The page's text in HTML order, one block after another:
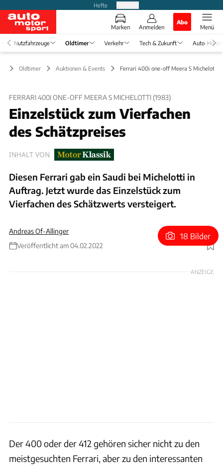
Hefte
Marken Anmelden
Abo
Menü
Nutzfahrzeuge Oldtimer Verkehr Tech & Zukunft Auto-
Oldtimer Auktionen & Events Ferrari 400i one-off Meera S Michelotti
FERRARI 400I ONE-OFF MEERA S MICHELOTTI (1983)
Einzelstück zum Vierfachen
des Schätzpreises
INHALT VON
Diesen Ferrari gab ein Saudi bei Michelotti in
Auftrag. Jetzt wurde das Einzelstück zum
Vierfachen des Schätzwerts versteigert.
Andreas Of-Allinger
Veröffentlicht am 04.02.2022
Foto: RM Sotheby's
18 Bilder
ANZEIGE
Der 400 oder der 412 gehören sicher nicht zu den
meistgesuchten Ferrari, aber zu den interessanten